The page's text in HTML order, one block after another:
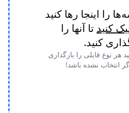
را اینجا رها کنید
کنید تا آنها را
کنید.
هر نوع فایلی را بارگذاری
انتخاب نشده باشد!